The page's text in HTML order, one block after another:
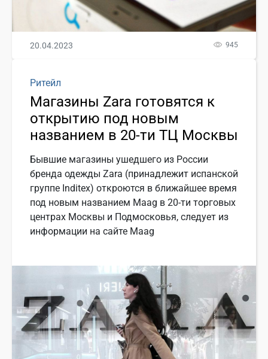
20.04.2023 945
Ритейл
Магазины Zara готовятся к
открытию под новым
названием в 20-ти ТЦ Москвы
Бывшие магазины ушедшего из России
бренда одежды Zara (принадлежит испанской
группе Inditex) откроются в ближайшее время
под новым названием Maag в 20-ти торговых
центрах Москвы и Подмосковья, следует из
информации на сайте Maag